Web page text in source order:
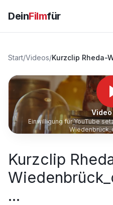
DeinFilmfür
Start/Videos/Kurzclip Rheda-
Einwilligung für YouTube
Kurzclip
...